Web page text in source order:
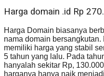
Harga domain .id Rp
Harga Domain biasanya
nama domain
memiliki harga yang stabil
5 tahun yang lalu. Pada
hanyalah sekitar Rp,
harganya hanya naik